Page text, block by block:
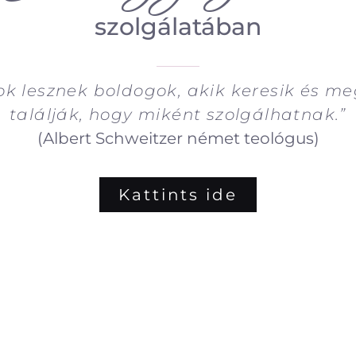
szolgálatában
lesznek boldogok, akik keresik és
találják, hogy miként szolgálhatnak.”
(Albert Schweitzer német teológus)
Kattints ide